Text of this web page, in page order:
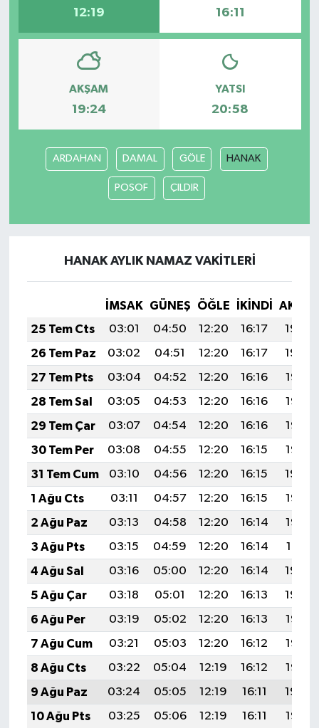
12:19 16:11
AKŞAM
19:24
YATSI
20:58
ARDAHAN DAMAL GÖLE HANAK
POSOF ÇILDIR
HANAK AYLIK NAMAZ VAKITLERI
İMSAK GÜNEŞ ÖĞLE İKINDI
25 Tem Cts
03:01 04:50 12:20 16:17
19:40
26 Tem Paz
03:02 04:51 12:20 16:17
19:39
27 Tem Pts
03:04 04:52 12:20 16:16
19:38
28 Tem Sal
03:05 04:53 12:20 16:16
19:37
29 Tem Çar
03:07 04:54 12:20 16:16
19:37
30 Tem Per
03:08 04:55 12:20 16:15
19:35
31 Tem Cum
03:10 04:56 12:20 16:15
19:34
1 Ağu Cts
03:11 04:57 12:20 16:15
19:33
2 Ağu Paz
03:13 04:58 12:20 16:14
19:32
3 Ağu Pts
03:15 04:59 12:20 16:14
19:31
4 Ağu Sal
03:16 05:00 12:20 16:14
19:30
5 Ağu Çar
03:18 05:01 12:20 16:13
19:29
6 Ağu Per
03:19 05:02 12:20 16:13
19:28
7 Ağu Cum
03:21 05:03 12:20 16:12
19:26
8 Ağu Cts
03:22 05:04 12:19 16:12
19:25
9 Ağu Paz
03:24 05:05 12:19 16:11
19:24
10 Ağu Pts
03:25 05:06 12:19 16:11
19:23
İlçe Haberleri
Keşfet
Magazin
Resmi İlanlar
Seri İlan
Siyaset
Sokak Hayvanlarını Sahiplendirme
Sonsöz Özel
Vasıta
Yaşam